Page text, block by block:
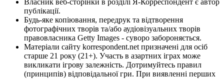
публікації.
Будь-яке копіювання, передрук та відтворення
фотографічних творів та/або аудіовізуальних творів
правовласника Getty Images - суворо забороняється.
Матеріали сайту korrespondent.net призначені для осіб
старше 21 року (21+). Участь в азартних іграх може
викликати ігрову залежність. Дотримуйтесь правил
(принципів) відповідальної гри. При виявленні перших